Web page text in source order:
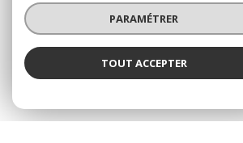
PARAMÉTRER
TOUT ACCEPTER